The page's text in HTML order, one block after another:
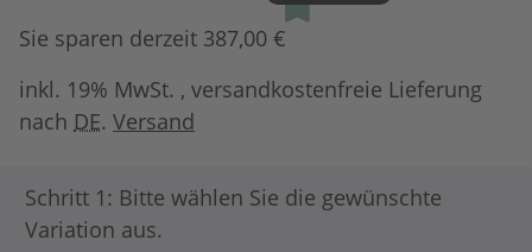
Sie sparen derzeit 387,00 €
inkl. 19% MwSt. , versandkostenfreie Lieferung
nach DE. Versand
x
Schritt 1: Bitte wählen Sie die gewünschte
Variation aus.